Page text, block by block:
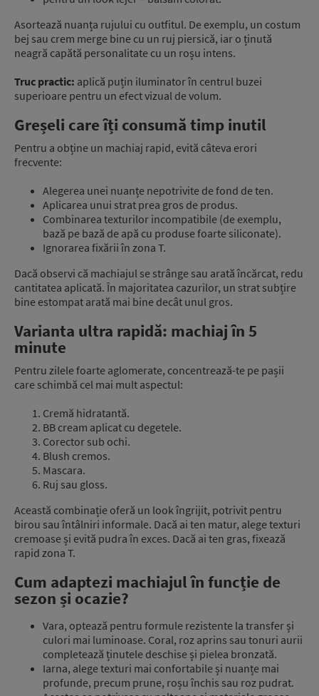
Asortează nuanța rujului cu outfitul. De exemplu, un costum
bej sau crem merge bine cu un ruj piersică, iar o ținută
neagră capătă personalitate cu un roșu intens.
Truc practic: aplică puțin iluminator în centrul buzei
superioare pentru un efect vizual de volum.
Greșeli care îți consumă timp inutil
Pentru a obține un machiaj rapid, evită câteva erori
frecvente:
Alegerea unei nuanțe nepotrivite de fond de ten.
Aplicarea unui strat prea gros de produs.
Combinarea texturilor incompatibile (de exemplu,
bază pe bază de apă cu produse foarte siliconate).
Ignorarea fixării în zona T.
Dacă observi că machiajul se strânge sau arată încărcat, redu
cantitatea aplicată. În majoritatea cazurilor, un strat subțire
bine estompat arată mai bine decât unul gros.
Varianta ultra rapidă: machiaj în 5
minute
Pentru zilele foarte aglomerate, concentrează-te pe pașii
care schimbă cel mai mult aspectul:
Cremă hidratantă.
BB cream aplicat cu degetele.
Corector sub ochi.
Blush cremos.
Mascara.
Ruj sau gloss.
Această combinație oferă un look îngrijit, potrivit pentru
birou sau întâlniri informale. Dacă ai ten matur, alege texturi
cremoase și evită pudra în exces. Dacă ai ten gras, fixează
rapid zona T.
Cum adaptezi machiajul în funcție de
sezon și ocazie?
Vara, optează pentru formule rezistente la transfer și
culori mai luminoase. Coral, roz aprins sau tonuri aurii
completează ținutele deschise și pielea bronzată.
Iarna, alege texturi mai confortabile și nuanțe mai
profunde, precum prune, roșu închis sau roz pudrat.